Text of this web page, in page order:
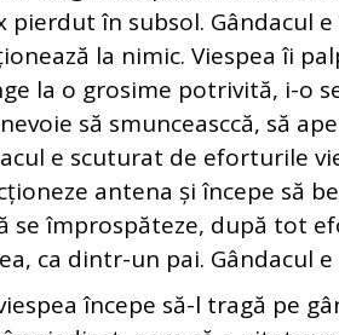
pierdut în subsol. Gândacul
la nimic. Viespea îi
la o grosime potrivită, i-o
să smunceasccă, să
e scuturat de eforturile
antena și începe să
se împrospăteze, după tot
ca dintr-un pai. Gândacul
începe să-l tragă pe